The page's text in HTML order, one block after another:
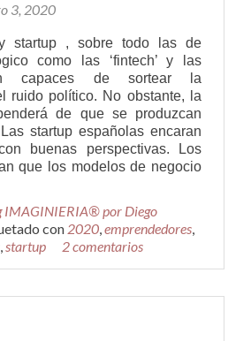
3, 2020
startup , sobre todo las de
como las ‘fintech’ y las
capaces de sortear la
ruido político. No obstante, la
de que se produzcan
startup españolas encaran
buenas perspectivas. Los
que los modelos de negocio
IMAGINIERIA® por Diego
con 2020,emprendedores,
,startup 2 comentarios